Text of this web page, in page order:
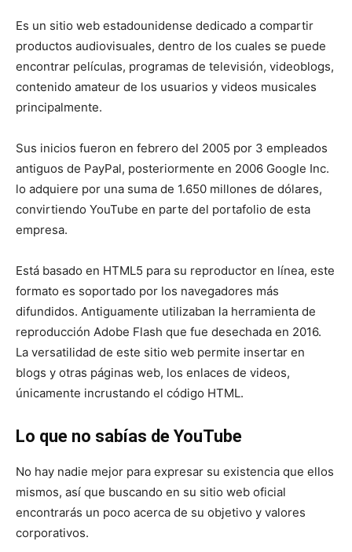
Es un sitio web estadounidense dedicado a compartir
productos audiovisuales, dentro de los cuales se puede
encontrar películas, programas de televisión, videoblogs,
contenido amateur de los usuarios y videos musicales
principalmente.
Sus inicios fueron en febrero del 2005 por 3 empleados
antiguos de PayPal, posteriormente en 2006 Google Inc.
lo adquiere por una suma de 1.650 millones de dólares,
convirtiendo YouTube en parte del portafolio de esta
empresa.
Está basado en HTML5 para su reproductor en línea, este
formato es soportado por los navegadores más
difundidos. Antiguamente utilizaban la herramienta de
reproducción Adobe Flash que fue desechada en 2016.
La versatilidad de este sitio web permite insertar en
blogs y otras páginas web, los enlaces de videos,
únicamente incrustando el código HTML.
Lo que no sabías de YouTube
No hay nadie mejor para expresar su existencia que ellos
mismos, así que buscando en su sitio web oficial
encontrarás un poco acerca de su objetivo y valores
corporativos.